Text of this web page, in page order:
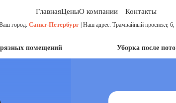
ГлавнаяЦеныО компании Контакты
город: Санкт-Петербург | Наш адрес: Трамвайный проспект,
помещений Уборка после